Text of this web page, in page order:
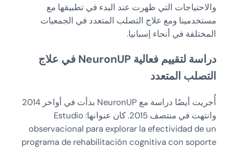
والاحتياجات التي ظهرت عند البدء في تطبيقها مع
مستخدمينا ومع علاج التصلب المتعدد في الجمعيات
المختلفة في أنحاء إسبانيا.
دراسة لتقييم فعالية NeuronUP في علاج
التصلب المتعدد
أُجريت أيضًا دراسة مع NeuronUP بدأت في أواخر 2014
وانتهت في منتصف 2015. كان عنوانها: Estudio
observacional para explorar la efectividad de un
programa de rehabilitación cognitiva con soporte